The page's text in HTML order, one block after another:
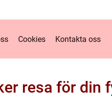
Cookies Kontakta oss
resa för din